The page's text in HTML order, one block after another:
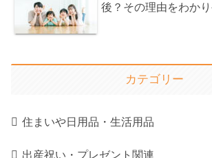
後？その理由をわか
カテゴリー
住まいや日用品・生活用品
出産祝い・プレゼント関連